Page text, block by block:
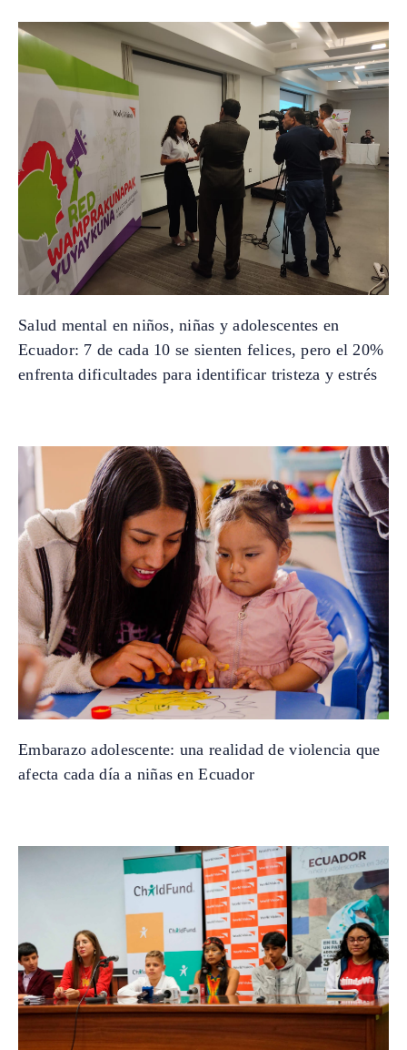
Salud mental en niños, niñas y adolescentes en
Ecuador: 7 de cada 10 se sienten felices, pero el 20%
enfrenta dificultades para identificar tristeza y estrés
Embarazo adolescente: una realidad de violencia que
afecta cada día a niñas en Ecuador